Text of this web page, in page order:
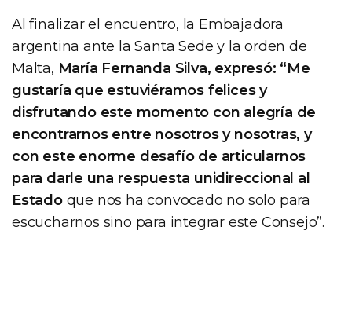
Al finalizar el encuentro, la Embajadora
argentina ante la Santa Sede y la orden de
Malta, María Fernanda Silva, expresó: “Me
gustaría que estuviéramos felices y
disfrutando este momento con alegría de
encontrarnos entre nosotros y nosotras, y
con este enorme desafío de articularnos
para darle una respuesta unidireccional al
Estadoque nos ha convocado no solo para
escucharnos sino para integrar este Consejo”.